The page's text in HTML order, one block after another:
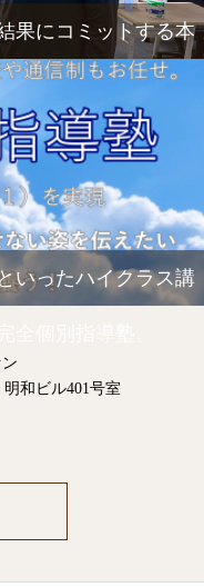
果にコミットする本
いったハイクラス講
和ビル401号室